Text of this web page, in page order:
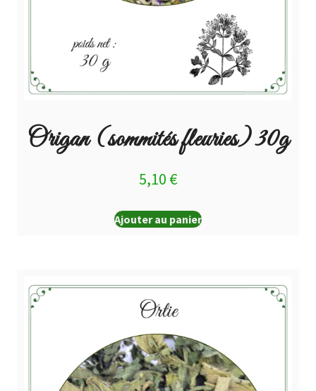
Origan (sommités fleuries) 30g
5,10 €
Ajouter au panier